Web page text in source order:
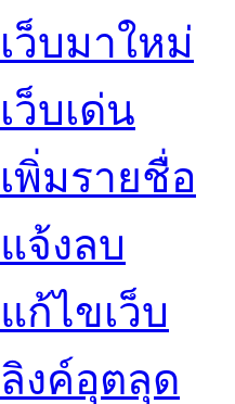
เว็บมาใหม่
เว็บเด่น
เพิ่มรายชื่อ
แจ้งลบ
แก้ไขเว็บ
ลิงค์อุตลุด